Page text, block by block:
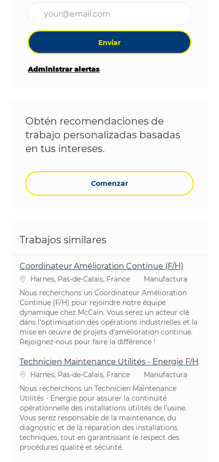
Ingrese la dirección de correo electrónico
Enviar
Administrar alertas
Obtén recomendaciones de
trabajo personalizadas basadas
en tus intereses.
Comenzar
Trabajos similares
Coordinateur Amélioration Continue (F/H)
Ubicación
Harnes, Pas-de-Calais, France Categoría
Manufactura
Nous recherchons un Coordinateur Amélioration
Continue (F/H) pour rejoindre notre équipe
dynamique chez McCain. Vous serez un acteur clé
dans l'optimisation des opérations industrielles et la
mise en œuvre de projets d'amélioration continue.
Rejoignez-nous pour faire la différence !
Technicien Maintenance Utilités - Energie F/H
Ubicación
Harnes, Pas-de-Calais, France Categoría
Manufactura
Nous recherchons un Technicien Maintenance
Utilités - Energie pour assurer la continuité
opérationnelle des installations utilités de l’usine.
Vous serez responsable de la maintenance, du
diagnostic et de la réparation des installations
techniques, tout en garantissant le respect des
procédures qualité et sécurité.